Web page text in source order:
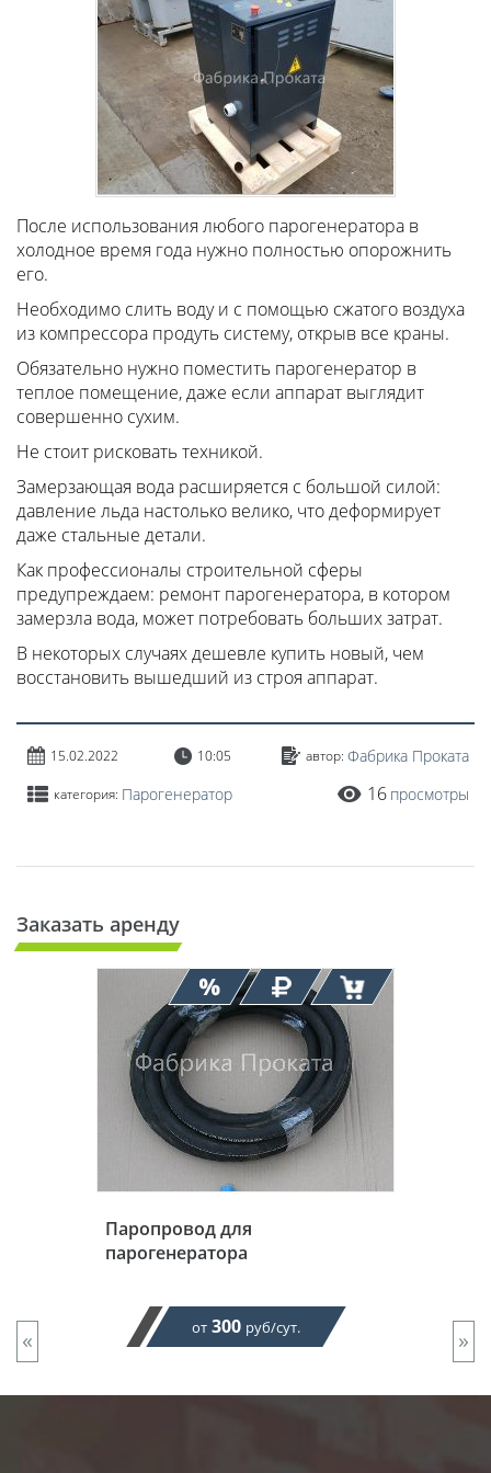
После использования любого парогенератора в
холодное время года нужно полностью опорожнить
его.
Необходимо слить воду и с помощью сжатого воздуха
из компрессора продуть систему, открыв все краны.
Обязательно нужно поместить парогенератор в
теплое помещение, даже если аппарат выглядит
совершенно сухим.
Не стоит рисковать техникой.
Замерзающая вода расширяется с большой силой:
давление льда настолько велико, что деформирует
даже стальные детали.
Как профессионалы строительной сферы
предупреждаем: ремонт парогенератора, в котором
замерзла вода, может потребовать больших затрат.
В некоторых случаях дешевле купить новый, чем
восстановить вышедший из строя аппарат.
15.02.2022 10:05 автор: Фабрика Проката
категория: Парогенератор 16 просмотры
Заказать аренду
Паропровод для
парогенератора
от 300 руб/сут.
« »